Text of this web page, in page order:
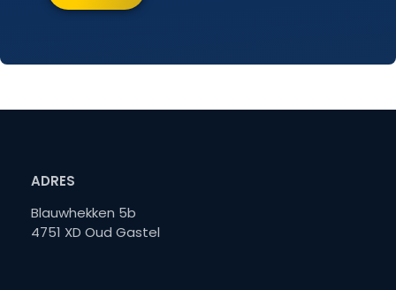
ADRES
Blauwhekken 5b
4751 XD Oud Gastel